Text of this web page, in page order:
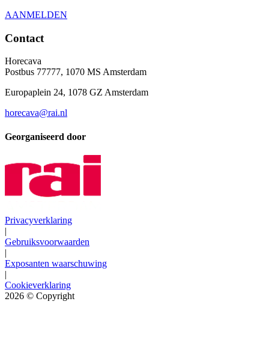
AANMELDEN
Contact
Horecava
Postbus 77777, 1070 MS Amsterdam
Europaplein 24, 1078 GZ Amsterdam
horecava@rai.nl
Georganiseerd door
Privacyverklaring
|
Gebruiksvoorwaarden
|
Exposanten waarschuwing
|
Cookieverklaring
2026 © Copyright